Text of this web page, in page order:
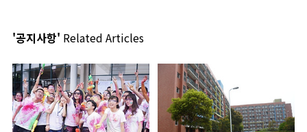
'공지사항' Related Articles